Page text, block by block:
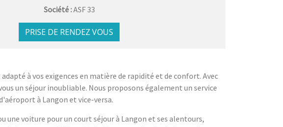
Société :ASF 33
PRISE DE RENDEZ VOUS
à vos exigences en matière de rapidité et de confort. Avec
un séjour inoubliable. Nous proposons également un service
à Langon et vice-versa.
une voiture pour un court séjour à Langon et ses alentours,